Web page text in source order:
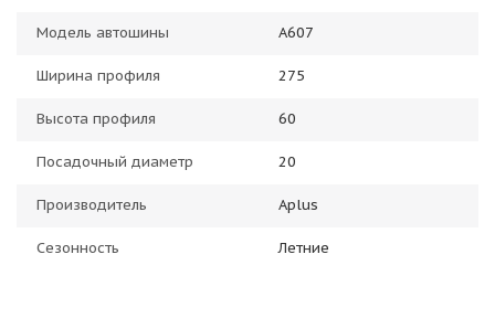
Модель автошины A607
Ширина профиля 275
Высота профиля 60
Посадочный диаметр 20
Производитель Aplus
Сезонность Летние